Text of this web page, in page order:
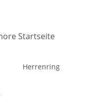
Herrenring